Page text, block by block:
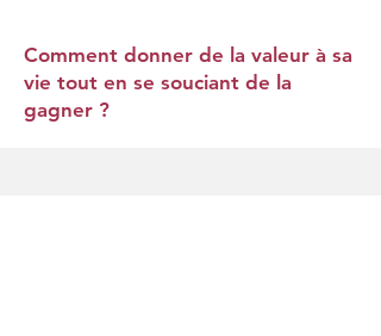
Comment donner de la valeur à sa
vie tout en se souciant de la
gagner ?